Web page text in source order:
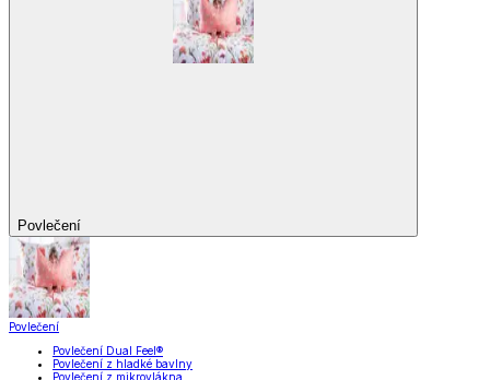
Povlečení
Povlečení
Povlečení Dual Feel®
Povlečení z hladké bavlny
Povlečení z mikrovlákna